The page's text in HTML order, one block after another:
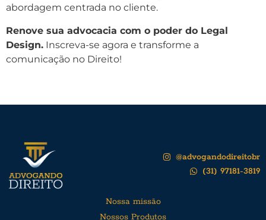
abordagem centrada no cliente.
Renove sua advocacia com o poder do Legal
Design. Inscreva-se agora e transforme a
comunicação no Direito!
Nossa missão
Nossos Produtos
@advogandodireitobr
(31) 97181-3819